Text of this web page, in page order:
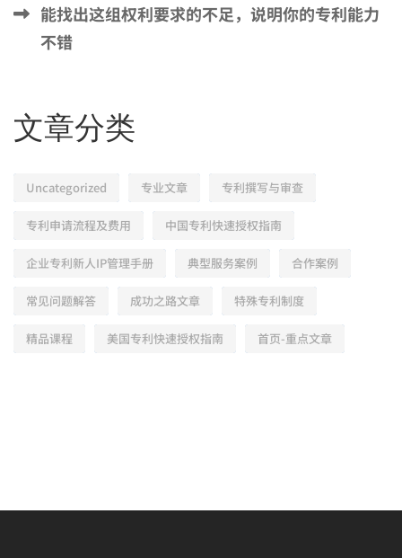
能找出这组权利要求的不足，说明你的专利能力
不错
文章分类
Uncategorized 专业文章 专利撰写与审查
专利申请流程及费用 中国专利快速授权指南
企业专利新人IP管理手册 典型服务案例 合作案例
常见问题解答 成功之路文章 特殊专利制度
精品课程 美国专利快速授权指南 首页-重点文章